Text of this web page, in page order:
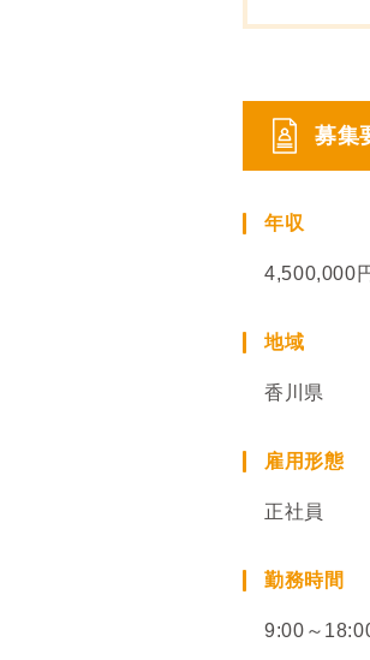
募集
年収
4,500,000
地域
香川県
雇用形態
正社員
勤務時間
9:00～